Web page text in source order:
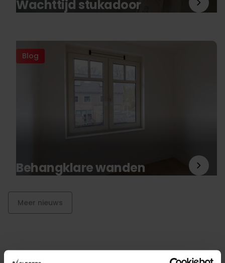
Wachttijd stukadoor
Blog
Behangklare wanden
Meer nieuws